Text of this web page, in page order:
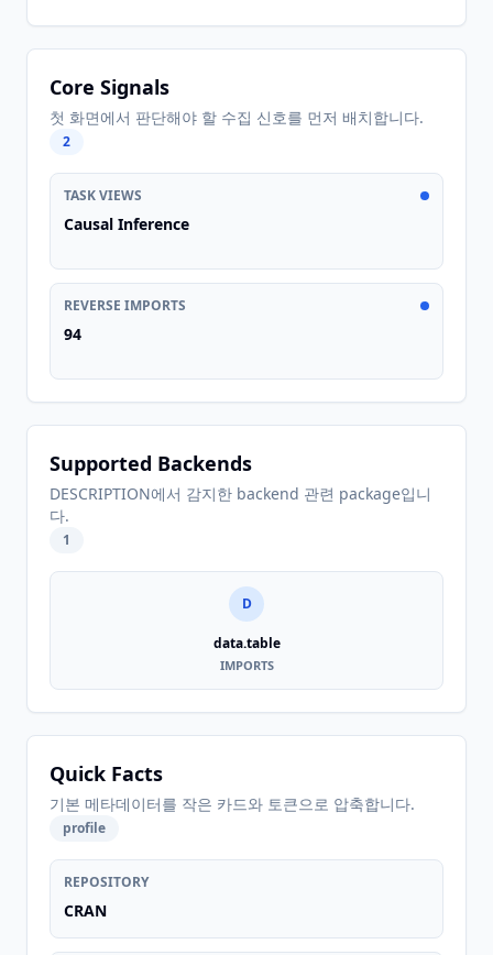
Core Signals
첫 화면에서 판단해야 할 수집 신호를 먼저 배치합니다.
2
TASK VIEWS
Causal Inference
REVERSE IMPORTS
94
Supported Backends
DESCRIPTION에서 감지한 backend 관련 package입니
다.
1
D
data.table
IMPORTS
Quick Facts
기본 메타데이터를 작은 카드와 토큰으로 압축합니다.
profile
REPOSITORY
CRAN